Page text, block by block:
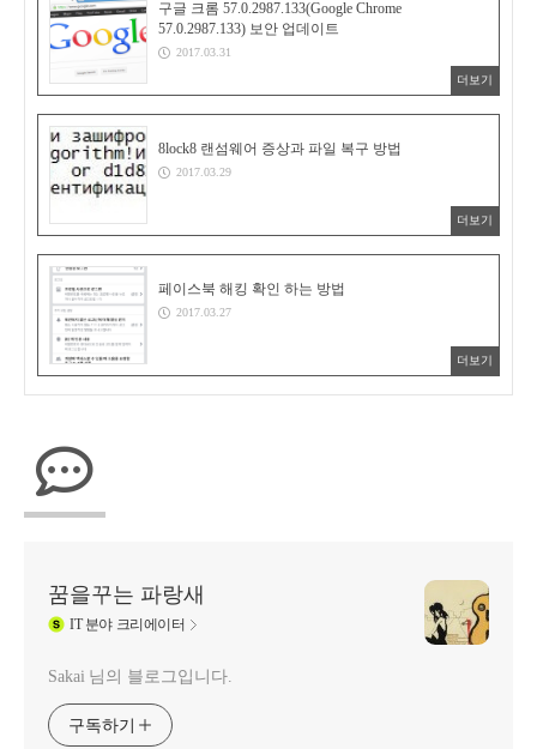
구글 크롬 57.0.2987.133(Google Chrome
57.0.2987.133) 보안 업데이트
2017.03.31
더보기
8lock8 랜섬웨어 증상과 파일 복구 방법
2017.03.29
더보기
페이스북 해킹 확인 하는 방법
2017.03.27
더보기
꿈을꾸는 파랑새
IT분야 크리에이터
Sakai 님의 블로그입니다.
구독하기